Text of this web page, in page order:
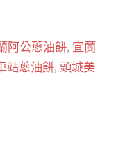
阿公蔥油餅, 宜蘭
站蔥油餅, 頭城美